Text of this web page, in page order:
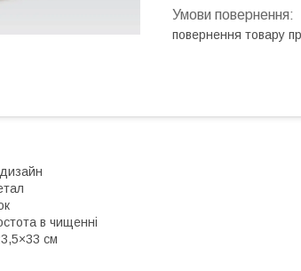
повернення товару
в чищенні
см